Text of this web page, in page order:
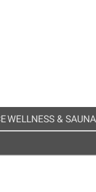
WELLNESS & SAUNA